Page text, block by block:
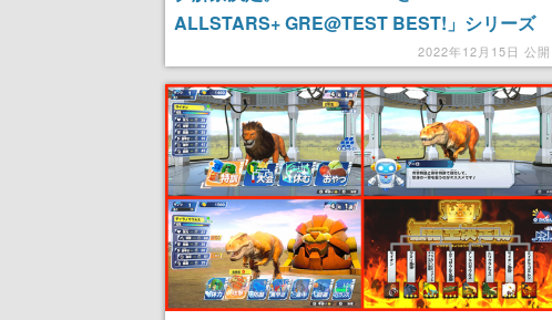
ALLSTARS+ GRE@TEST BEST!」シリーズ
より計103曲をフルサイズで配信2022年12月15日 公開